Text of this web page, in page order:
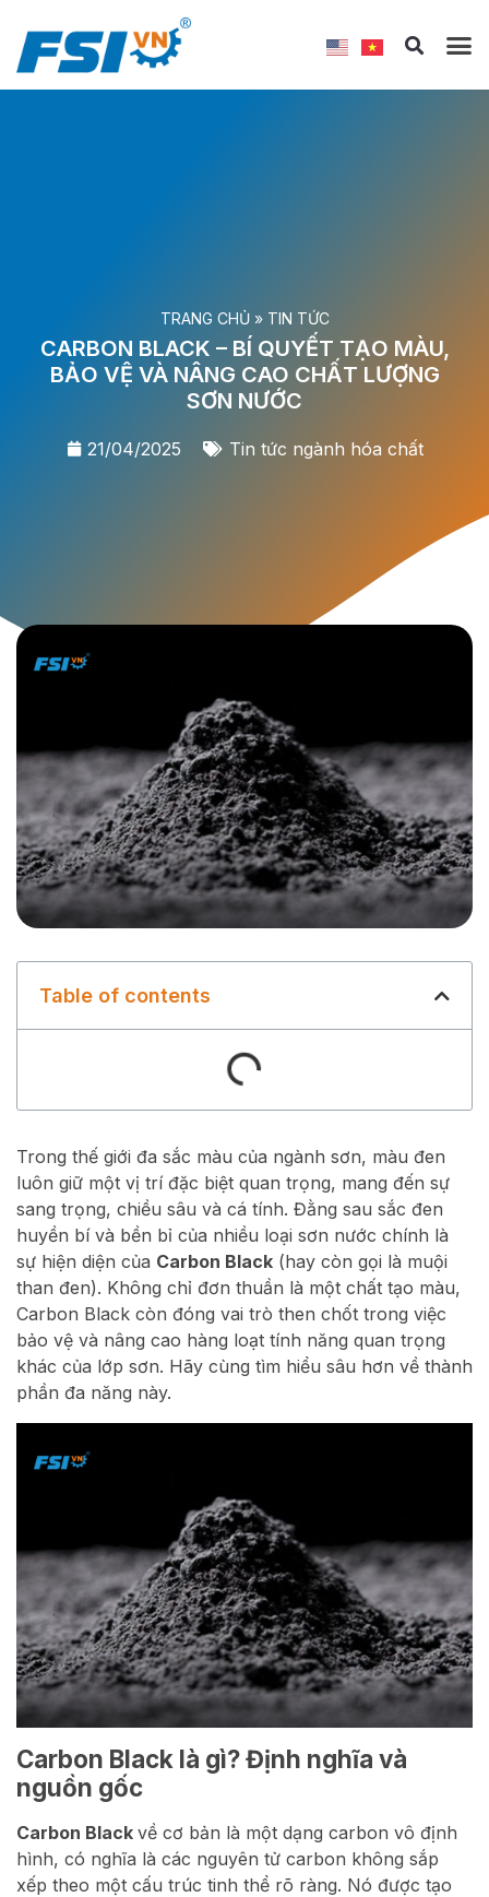
TRANG CHỦ» TIN TỨC
CARBON BLACK – BÍ QUYẾT TẠO MÀU,
BẢO VỆ VÀ NÂNG CAO CHẤT LƯỢNG
SƠN NƯỚC
21/04/2025 Tin tức ngành hóa chất
Table of contents
Trong thế giới đa sắc màu của ngành sơn, màu đen
luôn giữ một vị trí đặc biệt quan trọng, mang đến sự
sang trọng, chiều sâu và cá tính. Đằng sau sắc đen
huyền bí và bền bỉ của nhiều loại sơn nước chính là
sự hiện diện của Carbon Black (hay còn gọi là muội
than đen). Không chỉ đơn thuần là một chất tạo màu,
Carbon Black còn đóng vai trò then chốt trong việc
bảo vệ và nâng cao hàng loạt tính năng quan trọng
khác của lớp sơn. Hãy cùng tìm hiểu sâu hơn về thành
phần đa năng này.
Carbon Black là gì? Định nghĩa và
nguồn gốc
Carbon Black về cơ bản là một dạng carbon vô định
hình, có nghĩa là các nguyên tử carbon không sắp
xếp theo một cấu trúc tinh thể rõ ràng. Nó được tạo